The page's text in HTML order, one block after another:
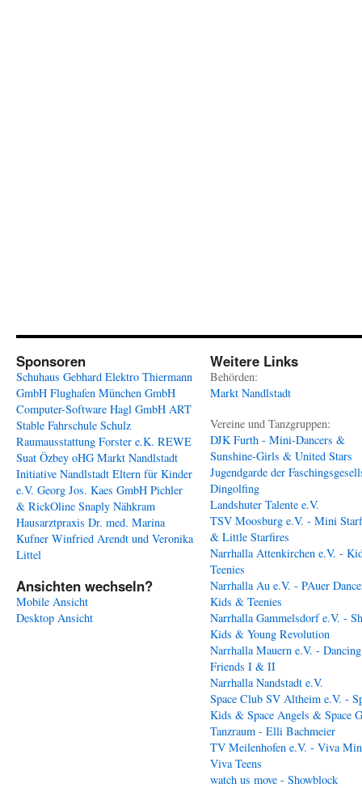
Sponsoren
Schuhaus Gebhard Elektro Thiermann
GmbH Flughafen München GmbH
Computer-Software Hagl GmbH ART
Stable Fahrschule Schulz
Raumausstattung Forster e.K. REWE
Suat Özbey oHG Markt Nandlstadt
Initiative Nandlstadt Eltern für Kinder
e.V. Georg Jos. Kaes GmbH Pichler
& RickOline Snaply Nähkram
Hausarztpraxis Dr. med. Marina
Kufner Winfried Arendt und Veronika
Littel
Ansichten wechseln?
Mobile Ansicht
Desktop Ansicht
Weitere Links
Behörden:
Markt Nandlstadt
Vereine und Tanzgruppen:
DJK Furth - Mini-Dancers &
Sunshine-Girls & United Stars
Jugendgarde der
Dingolfing
Landshuter Talente e.V.
TSV Moosburg e.V. - Mini
& Little Starfires
Narrhalla Attenkirchen e.V. -
Teenies
Narrhalla Au e.V. - PAuer
Kids & Teenies
Narrhalla Gammelsdorf e.V. -
Kids & Young Revolution
Narrhalla Mauern e.V. - Dancing
Friends I & II
Narrhalla Nandstadt e.V.
Space Club SV Altheim e.V. -
Kids & Space Angels & Space
Tanzraum - Elli Bachmeier
TV Meilenhofen e.V. - Viva
Viva Teens
watch us move - Showblock